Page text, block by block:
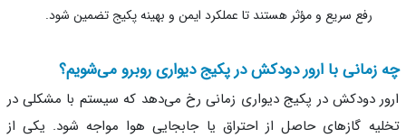
رفع سریع و مؤثر هستند تا عملکرد ایمن و بهینه پکیج تضمین شود.
با ارور دودکش در پکیج دیواری رو‌برو می‌شویم؟
دودکش در پکیج دیواری زمانی رخ می‌دهد که سیستم با مشکلی در
گازهای حاصل از احتراق یا جابجایی هوا مواجه شود. یکی از